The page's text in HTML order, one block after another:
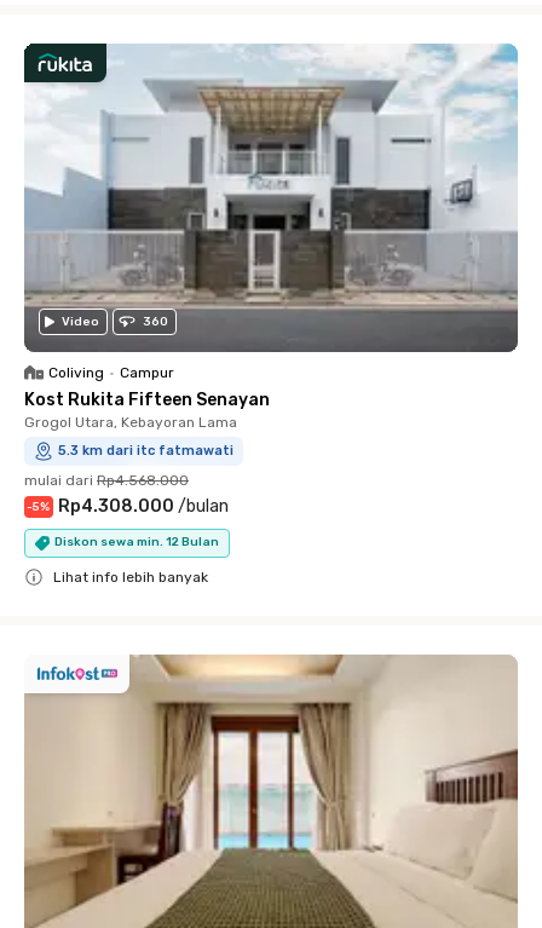
Video 360
Coliving • Campur
Kost Rukita Fifteen Senayan
Grogol Utara, Kebayoran Lama
5.3 km dari itc fatmawati
mulai dari Rp4.568.000
-5% Rp4.308.000 /bulan
Diskon sewa min. 12 Bulan
Lihat info lebih banyak